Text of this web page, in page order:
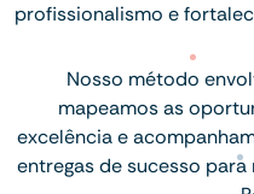
profissionalismo e
Nosso método
mapeamos as
excelência e
entregas de sucesso